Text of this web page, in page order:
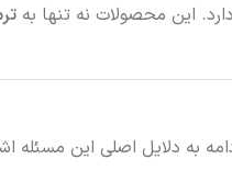
این محصولات نه تنها به
به دلایل اصلی این مسئله